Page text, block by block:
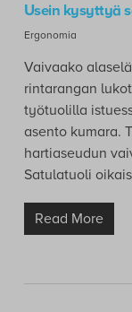
Usein kysyttyä
Ergonomia
Vaivaako
rintarangan
työtuolilla
asento kumara.
hartiaseudun
Satulatuoli
Read More